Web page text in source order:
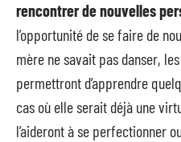
rencontrer de nouvelles
l’opportunité de se faire de
mère ne savait pas danser,
permettront d’apprendre
cas où elle serait déjà une
l’aideront à se perfectionner